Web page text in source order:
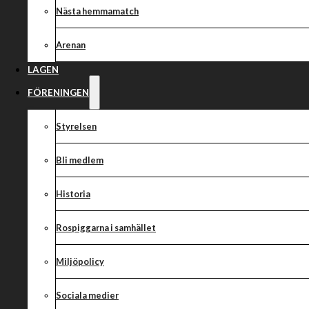
Nästa hemmamatch
Arenan
LAGEN
FÖRENINGEN
Styrelsen
Bli medlem
Historia
Rospiggarna i samhället
Miljöpolicy
Sociala medier
tog vi på sensommaren 2022 in polska
gehör i både Sverige och Polen. Ken Magnusson,
Den unika satsningen som vi gör kan beskrivas som en
prova-på-stadiet till att kunna fortsätta köra under
Ledarna för prova på speedwayen är Jonas Andersson och
meriter från speedway samt isracing och är två kompetenta
barnen och sköta motorcyklarna.
”- Jonas och Robin började förra året med att hålla prova på